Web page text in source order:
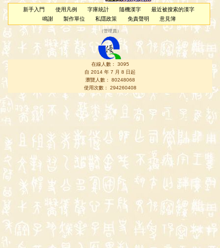
新手入門 使用凡例 字庫統計 隨機漢字
最近被搜索的漢字
鳴謝
製作單位 私隱政策 免責聲明 意見簿
（管理員 ）
在線人數： 3095
自 2014 年 7 月 8 日起
瀏覽人數： 80248068
使用次數： 294260408